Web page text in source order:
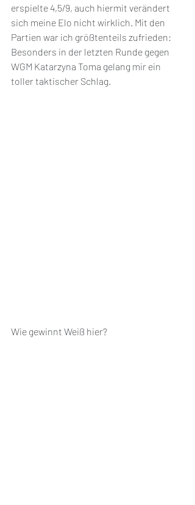
erspielte 4,5/9, auch hiermit verändert
sich meine Elo nicht wirklich. Mit den
Partien war ich größtenteils zufrieden:
Besonders in der letzten Runde gegen
WGM Katarzyna Toma gelang mir ein
toller taktischer Schlag.
Wie gewinnt Weiß hier?